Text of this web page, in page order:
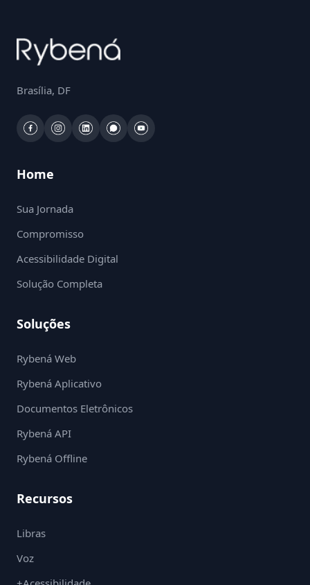
Brasília, DF
Home
Sua Jornada
Compromisso
Acessibilidade Digital
Solução Completa
Soluções
Rybená Web
Rybená Aplicativo
Documentos Eletrônicos
Rybená API
Rybená Offline
Recursos
Libras
Voz